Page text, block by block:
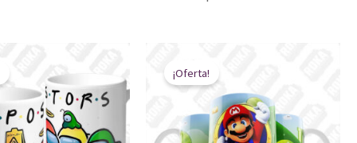
original
era:
$ 20.000.
es:
$ 14.900.
¡Oferta!
era:
$ 20.000.$ 14.900.